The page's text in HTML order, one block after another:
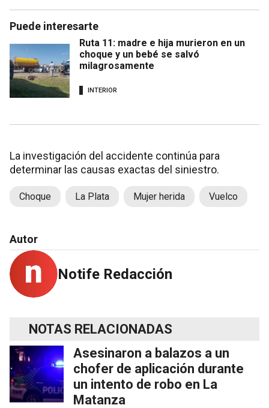
Puede interesarte
Ruta 11: madre e hija murieron en un
choque y un bebé se salvó
milagrosamente
INTERIOR
La investigación del accidente continúa para
determinar las causas exactas del siniestro.
Choque La Plata Mujer herida Vuelco
Autor
Notife Redacción
NOTAS RELACIONADAS
Asesinaron a balazos a un
chofer de aplicación durante
un intento de robo en La
Matanza